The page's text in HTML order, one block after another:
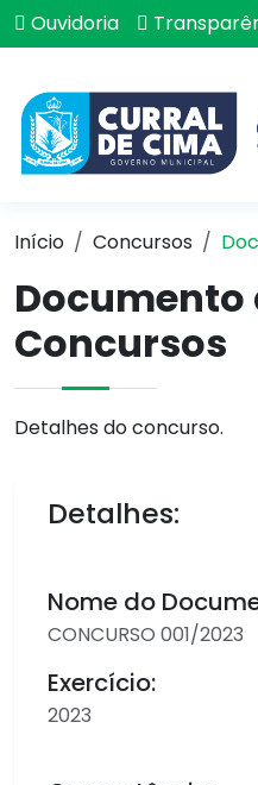
Ouvidoria
Início Concursos
Documento
Concursos
Detalhes do concurso.
Detalhes:
Nome do
CONCURSO 001/2023
Exercício:
2023